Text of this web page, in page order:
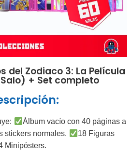
del Zodiaco 3: La Película
+ Set completo
Álbum vacío con 40 páginas a
stickers normales.
18 Figuras
Minipósters.